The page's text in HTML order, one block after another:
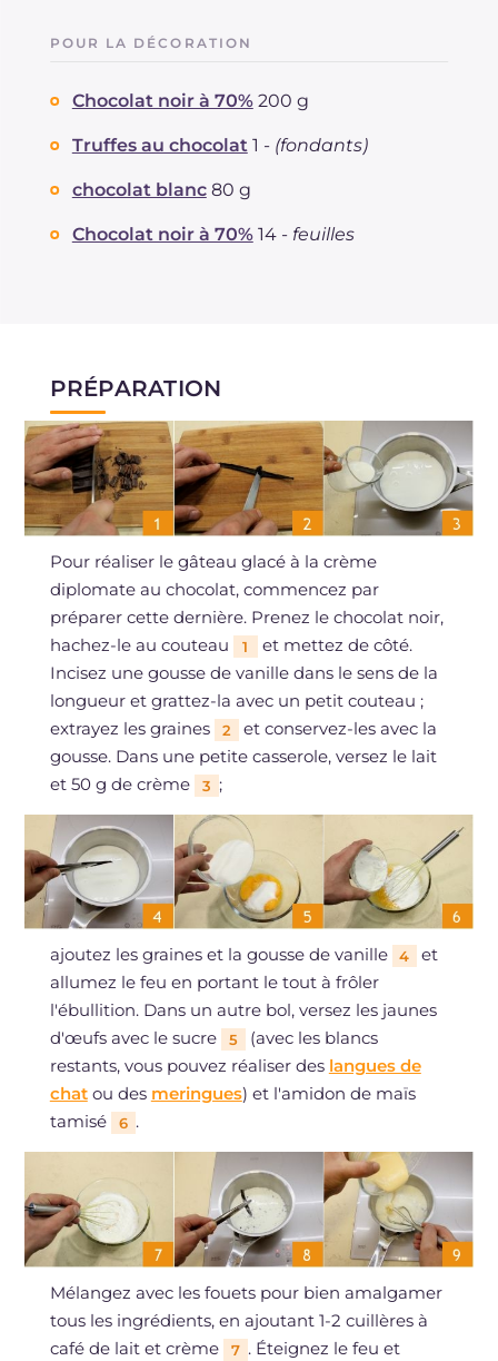
POUR LA DÉCORATION
Chocolat noir à 70% 200 g
Truffes au chocolat 1 - (fondants)
chocolat blanc 80 g
Chocolat noir à 70% 14 - feuilles
PRÉPARATION
Pour réaliser le gâteau glacé à la crème
diplomate au chocolat, commencez par
préparer cette dernière. Prenez le chocolat noir,
hachez-le au couteau
1
et mettez de côté.
Incisez une gousse de vanille dans le sens de la
longueur et grattez-la avec un petit couteau ;
extrayez les graines
2
et conservez-les avec la
gousse. Dans une petite casserole, versez le lait
et 50 g de crème
3 ;
ajoutez les graines et la gousse de vanille 4
et
allumez le feu en portant le tout à frôler
l'ébullition. Dans un autre bol, versez les jaunes
d'œufs avec le sucre
5
(avec les blancs
restants, vous pouvez réaliser des langues de
chatou des meringues) et l'amidon de maïs
tamisé
6 .
Mélangez avec les fouets pour bien amalgamer
tous les ingrédients, en ajoutant 1-2 cuillères à
café de lait et crème
7 . Éteignez le feu et